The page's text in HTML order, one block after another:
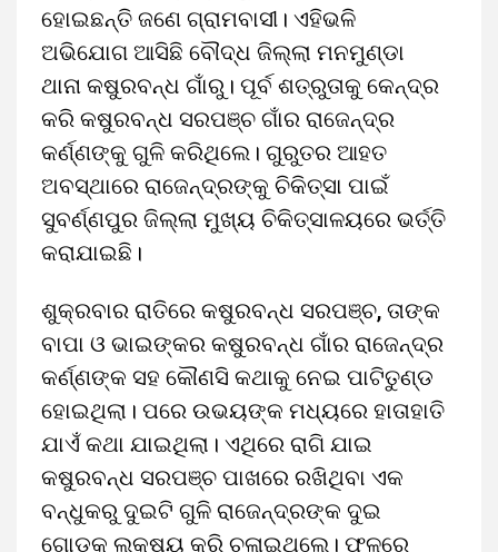
ହୋଇଛନ୍ତି ଜଣେ ଗ୍ରାମବାସୀ। ଏହିଭଳି
ଅଭିଯୋଗ ଆସିଛି ବୌଦ୍ଧ ଜିଲ୍ଲା ମନମୁଣ୍ଡା
ଥାନା କଷୁରବନ୍ଧ ଗାଁରୁ। ପୂର୍ବ ଶତ୍ରୁତାକୁ କେନ୍ଦ୍ର
କରି କଷୁରବନ୍ଧ ସରପଞ୍ଚ ଗାଁର ରାଜେନ୍ଦ୍ର
କର୍ଣ୍ଣଙ୍କୁ ଗୁଳି କରିଥିଲେ। ଗୁରୁତର ଆହତ
ଅବସ୍ଥାରେ ରାଜେନ୍ଦ୍ରଙ୍କୁ ଚିକିତ୍ସା ପାଇଁ
ସୁବର୍ଣ୍ଣପୁର ଜିଲ୍ଲା ମୁଖ୍ୟ ଚିକିତ୍ସାଳୟରେ ଭର୍ତ୍ତି
କରାଯାଇଛି।
ଶୁକ୍ରବାର ରାତିରେ କଷୁରବନ୍ଧ ସରପଞ୍ଚ, ତାଙ୍କ
ବାପା ଓ ଭାଇଙ୍କର କଷୁରବନ୍ଧ ଗାଁର ରାଜେନ୍ଦ୍ର
କର୍ଣ୍ଣଙ୍କ ସହ କୌଣସି କଥାକୁ ନେଇ ପାଟିତୁଣ୍ଡ
ହୋଇଥିଲା। ପରେ ଉଭୟଙ୍କ ମଧ୍ୟରେ ହାତାହାତି
ଯାଏଁ କଥା ଯାଇଥିଲା। ଏଥିରେ ରାଗି ଯାଇ
କଷୁରବନ୍ଧ ସରପଞ୍ଚ ପାଖରେ ରଖିଥିବା ଏକ
ବନ୍ଧୁକରୁ ଦୁଇଟି ଗୁଳି ରାଜେନ୍ଦ୍ରଙ୍କ ଦୁଇ
ଗୋଡ଼କୁ ଲକ୍ଷ୍ୟ କରି ଚଳାଇଥିଲେ। ଫଳରେ